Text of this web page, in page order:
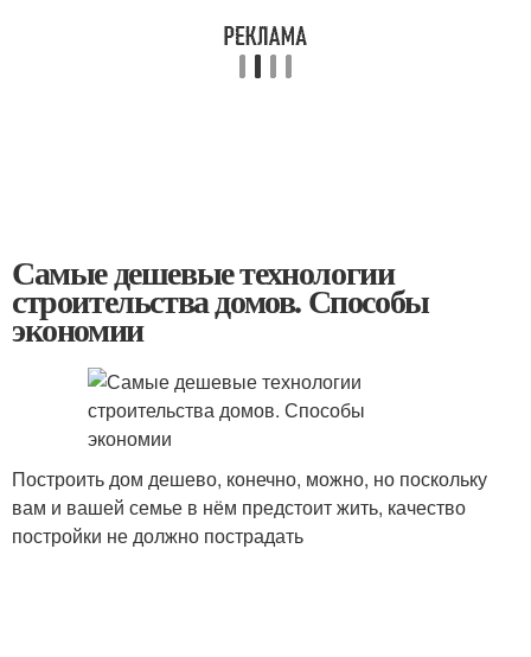
Самые дешевые технологии
строительства домов. Способы
экономии
Построить дом дешево, конечно, можно, но поскольку
вам и вашей семье в нём предстоит жить, качество
постройки не должно пострадать